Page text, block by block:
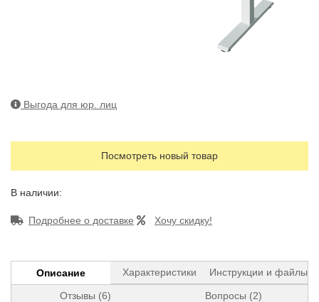
Выгода для юр. лиц
Посмотреть новый товар
В наличии:
Подробнее о доставке Хочу скидку!
Описание Характеристики Инструкции и файлы
Отзывы (6) Вопросы (2)